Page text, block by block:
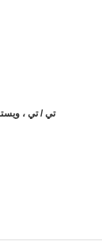
تي / تي ،